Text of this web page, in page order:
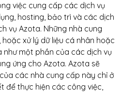
việc cung cấp các dịch vụ
hosting, bảo trì và các dịch
vụ Azota. Những nhà cung
xử lý dữ liệu cá nhân hoặc
như một phần của các dịch vụ
ứng cho Azota. Azota sẽ
các nhà cung cấp này chỉ ở
để thực hiện các công việc,